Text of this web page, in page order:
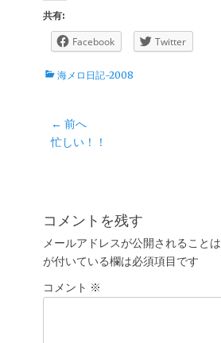
共有:
Facebook Twitter
カ
ー
海メロ日記-2008
投
稿
ー
シ
ョ
ン
← 前へ
前
忙しい！！
投
コメントを残す
メールアドレスが公開されることは
が付いている欄は必須項目です
コメント ※